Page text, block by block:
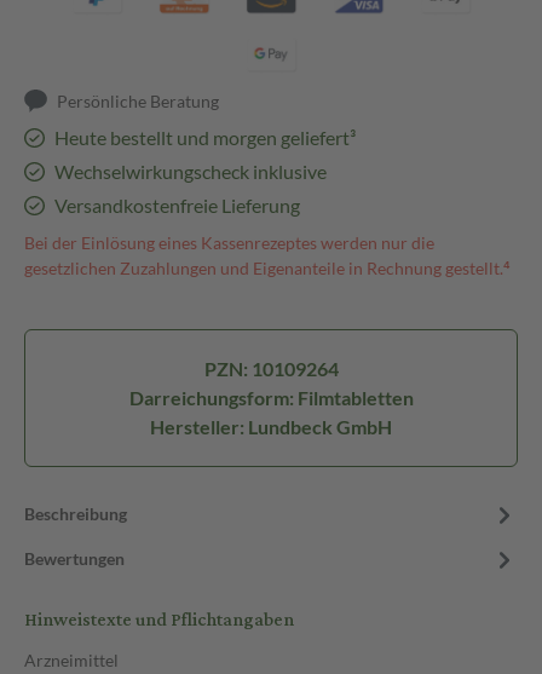
Persönliche Beratung
Heute bestellt und morgen geliefert³
Wechselwirkungscheck inklusive
Versandkostenfreie Lieferung
Bei der Einlösung eines Kassenrezeptes werden nur die
gesetzlichen Zuzahlungen und Eigenanteile in Rechnung gestellt.⁴
PZN: 10109264
Darreichungsform: Filmtabletten
Hersteller: Lundbeck GmbH
Beschreibung
Bewertungen
Hinweistexte und Pflichtangaben
Arzneimittel